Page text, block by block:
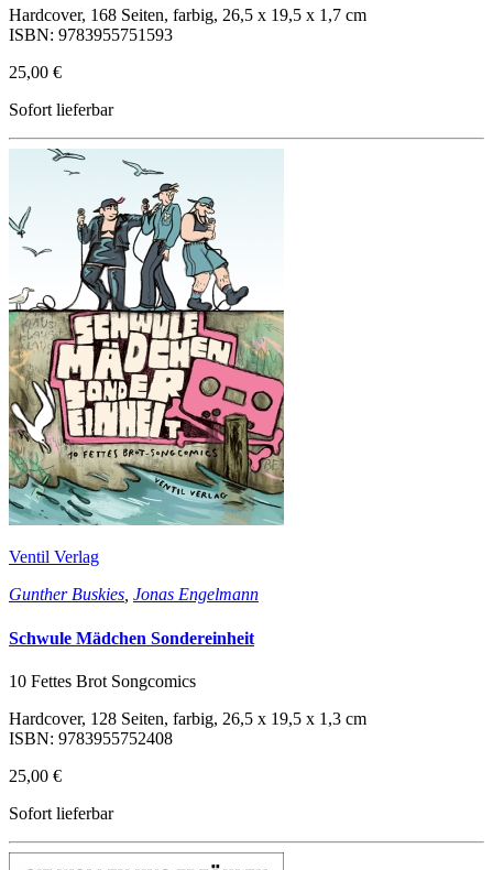
Hardcover, 168 Seiten, farbig, 26,5 x 19,5 x 1,7 cm
ISBN: 9783955751593
25,00 €
Sofort lieferbar
Ventil Verlag
Gunther Buskies Jonas Engelmann
Schwule Mädchen Sondereinheit
10 Fettes Brot Songcomics
Hardcover, 128 Seiten, farbig, 26,5 x 19,5 x 1,3 cm
ISBN: 9783955752408
25,00 €
Sofort lieferbar